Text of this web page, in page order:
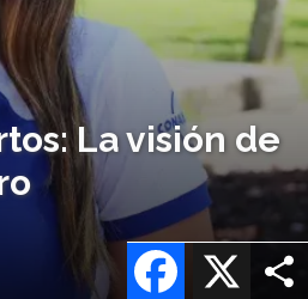
La visión de
X
Facebook